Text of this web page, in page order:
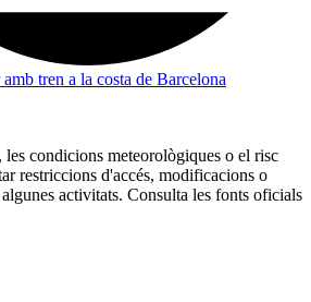
tren a la costa de Barcelona
les condicions meteorològiques o el risc
restriccions d'accés, modificacions o
activitats. Consulta les fonts oficials